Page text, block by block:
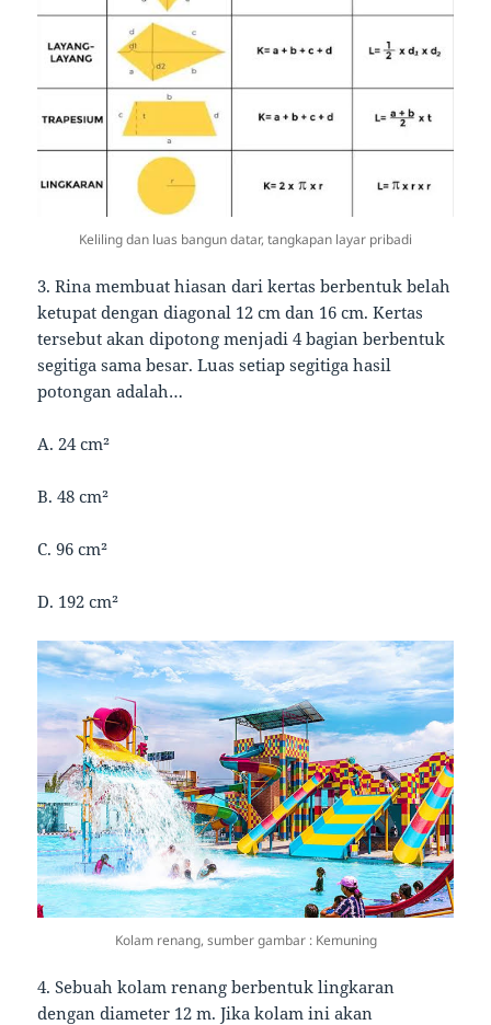
Keliling dan luas bangun datar, tangkapan layar pribadi
3. Rina membuat hiasan dari kertas berbentuk belah
ketupat dengan diagonal 12 cm dan 16 cm. Kertas
tersebut akan dipotong menjadi 4 bagian berbentuk
segitiga sama besar. Luas setiap segitiga hasil
potongan adalah…
A. 24 cm²
B. 48 cm²
C. 96 cm²
D. 192 cm²
Kolam renang, sumber gambar : Kemuning
4. Sebuah kolam renang berbentuk lingkaran
dengan diameter 12 m. Jika kolam ini akan